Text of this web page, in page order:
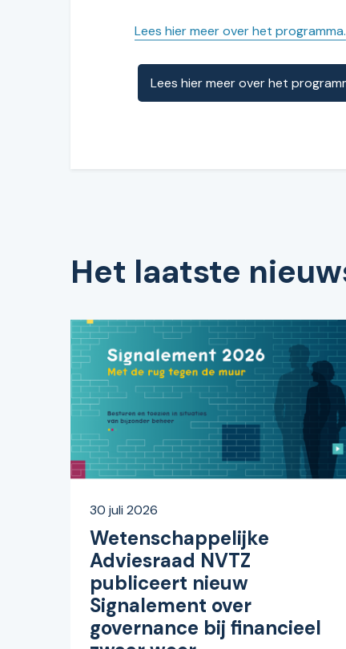
Lees hier meer over het programma.
Lees hier meer over het
Het laatste
Wetenschappelijke
Adviesraad NVTZ
publiceert nieuw
Signalement over
governance bij financieel
30 juli 2026